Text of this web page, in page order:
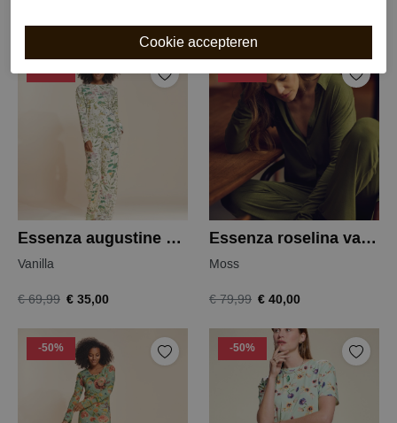
€ 69,99 € 35,00 € 79,99 € 40,00
-50%
Essenza augustine denna top
Vanilla
€ 69,99 € 35,00
-50%
Essenza roselina valentina nightdress
Moss
€ 79,99 € 40,00
-50% -50%